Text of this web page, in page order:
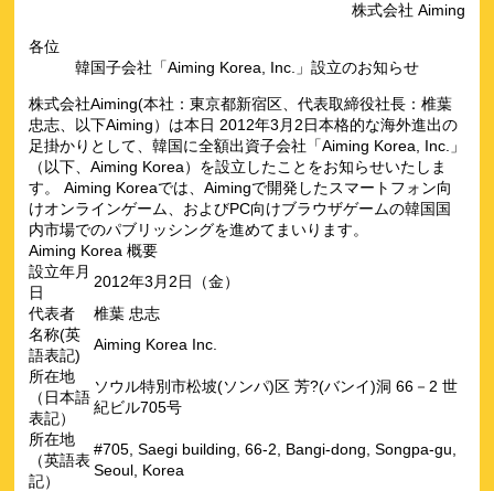
株式会社 Aiming
各位
韓国子会社「Aiming Korea, Inc.」設立のお知らせ
株式会社Aiming(本社：東京都新宿区、代表取締役社長：椎葉
忠志、以下Aiming）は本日 2012年3月2日本格的な海外進出の
足掛かりとして、韓国に全額出資子会社「Aiming Korea, Inc.」
（以下、Aiming Korea）を設立したことをお知らせいたしま
す。 Aiming Koreaでは、Aimingで開発したスマートフォン向
けオンラインゲーム、およびPC向けブラウザゲームの韓国国
内市場でのパブリッシングを進めてまいります。
Aiming Korea 概要
設立年月
日
2012年3月2日（金）
代表者
椎葉 忠志
名称(英
語表記)
Aiming Korea Inc.
所在地
（日本語
表記）
ソウル特別市松坡(ソンパ)区 芳?(バンイ)洞 66－2 世
紀ビル705号
所在地
（英語表
記）
#705, Saegi building, 66-2, Bangi-dong, Songpa-gu,
Seoul, Korea